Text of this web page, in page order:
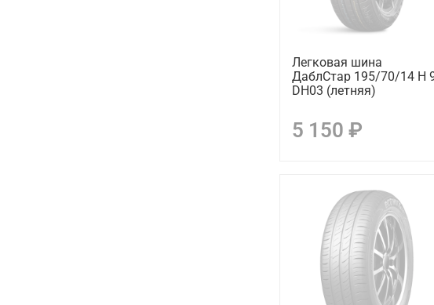
Легковая шина
ДаблСтар 195/70/14 H
DH03 (летняя)
5 150 ₽